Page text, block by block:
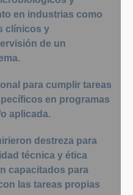
en industrias como
clínicos y
de un
para cumplir tareas
en programas
aplicada.
destreza para
técnica y ética
capacitados para
las tareas propias